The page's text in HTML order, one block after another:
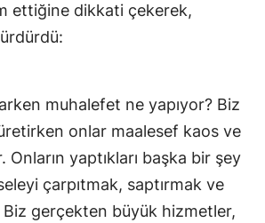
İstanbul
Kars
Kastamonu
Kayseri
Kırklareli
ettiğine dikkati çekerek,
muhalefet ne yapıyor? Biz
onlar maalesef kaos ve
yaptıkları başka bir şey
çarpıtmak, saptırmak ve
Biz gerçekten büyük hizmetler,